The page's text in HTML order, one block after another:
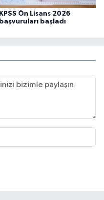
KPSS Ön Lisans 2026
başvuruları başladı